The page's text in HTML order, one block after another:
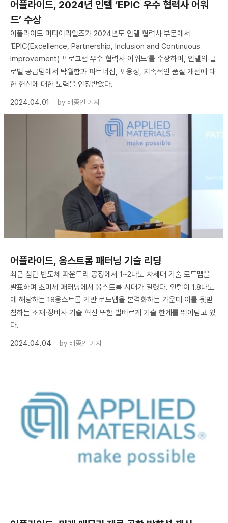
어플라이드, 2024년 인텔 ‘EPIC 우수 협력사 어워
드’ 수상
어플라이드 머티어리얼즈가 2024년도 인텔 협력사 부문에서
‘EPIC(Excellence, Partnership, Inclusion and Continuous
Improvement) 프로그램 우수 협력사 어워드’를 수상하며, 인텔의 글
로벌 공급망에서 탁월함과 파트너십, 포용성, 지속적인 품질 개선에 대
한 헌신에 대한 노력을 인정받았다.
2024.04.01
by 배종인 기자
어플라이드, 옹스트롬 패터닝 기술 리딩
최근 첨단 반도체 파운드리 공정에서 1~2나노 차세대 기술 로드맵을
발표하며 초미세 패터닝에서 옹스트롬 시대가 열렸다. 인텔이 1.8나노
에 해당하는 18옹스트롬 기반 로드맵을 본격화하는 가운데 이를 뒷받
침하는 소재·장비사 기술 혁신 또한 발빠르게 기술 한계를 뛰어넘고 있
다.
2024.04.04
by 배종인 기자